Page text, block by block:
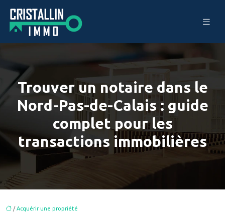
Trouver un notaire dans le
Nord-Pas-de-Calais : guide
complet pour les
transactions immobilières
/Acquérir une propriété